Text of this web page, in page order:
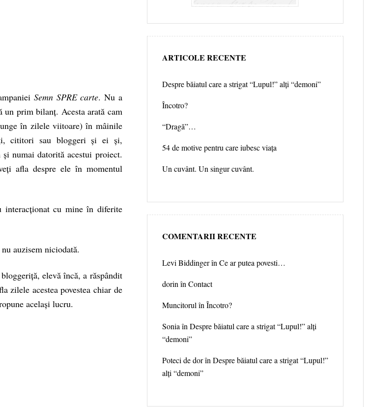
Semn SPRE carte. Nu a
un prim bilanț. Acesta arată cam
în zilele viitoare) în mâinile
cititori sau bloggeri și ei și,
numai datorită acestui proiect.
afla despre ele în momentul
cu mine în diferite
auzisem niciodată.
elevă încă, a răspândit
zilele acestea povestea chiar de
același lucru.
ARTICOLE RECENTE
Despre băiatul care a strigat “Lupul!” alți “demoni”
Încotro?
“Dragă”…
54 de motive pentru care iubesc viața
Un cuvânt. Un singur cuvânt.
COMENTARII RECENTE
Levi BiddingerînCe ar putea povesti…
dorin înContact
MuncitorulînÎncotro?
Sonia înDespre băiatul care a strigat “Lupul!” alți
“demoni”
Poteci de dor înDespre băiatul care a strigat “Lupul!”
alți “demoni”